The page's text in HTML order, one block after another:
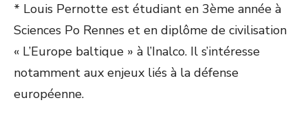
* Louis Pernotte est étudiant en 3ème année à
Sciences Po Rennes et en diplôme de civilisation
« L’Europe baltique » à l’Inalco. Il s’intéresse
notamment aux enjeux liés à la défense
européenne.